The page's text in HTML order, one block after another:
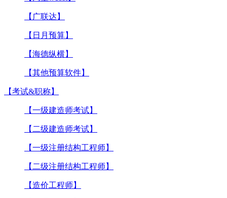
【广联达】
【日月预算】
【海德纵横】
【其他预算软件】
【考试&职称】
【一级建造师考试】
【二级建造师考试】
【一级注册结构工程师】
【二级注册结构工程师】
【造价工程师】